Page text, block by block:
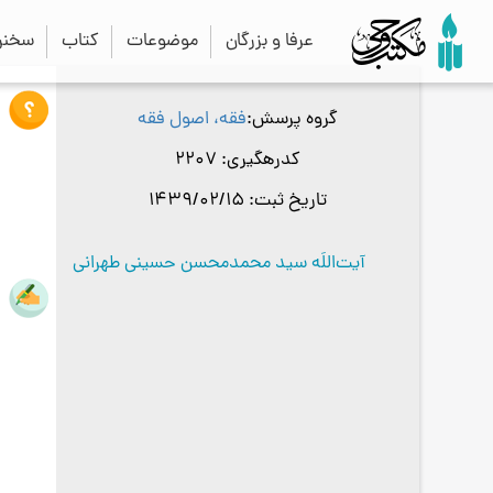
عرفا و بزرگان موضوعات کتاب
گروه پرسش فقه، اصول فقه
کدرهگیری
تاریخ ثبت
آیت‌اللَه سید محمدمحسن حسینی طهرانی